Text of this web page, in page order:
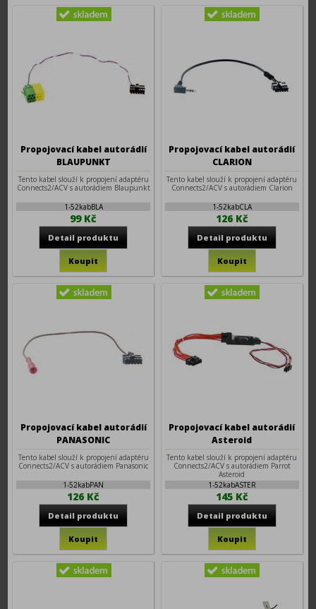
Propojovací kabel autorádií
BLAUPUNKT
Tento kabel slouží k propojení adaptéru
Connects2/ACV s autorádiem Blaupunkt
1-52kabBLA
99 Kč
Propojovací kabel autorádií
CLARION
Tento kabel slouží k propojení adaptéru
Connects2/ACV s autorádiem Clarion
1-52kabCLA
126 Kč
Propojovací kabel autorádií
PANASONIC
Tento kabel slouží k propojení adaptéru
Connects2/ACV s autorádiem Panasonic
1-52kabPAN
126 Kč
Propojovací kabel autorádií
Asteroid
Tento kabel slouží k propojení adaptéru
Connects2/ACV s autorádiem Parrot
Asteroid
1-52kabASTER
145 Kč